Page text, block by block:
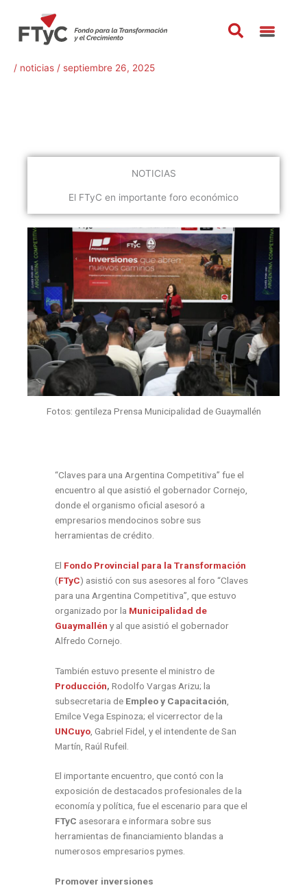
contenido
/ noticias / septiembre 26, 2025
NOTICIAS
El FTyC en importante foro económico
Fotos: gentileza Prensa Municipalidad de Guaymallén
“Claves para una Argentina Competitiva” fue el
encuentro al que asistió el gobernador Cornejo,
donde el organismo oficial asesoró a
empresarios mendocinos sobre sus
herramientas de crédito.
El Fondo Provincial para la Transformación
(FTyC) asistió con sus asesores al foro “Claves
para una Argentina Competitiva”, que estuvo
organizado por la Municipalidad de
Guaymallén y al que asistió el gobernador
Alfredo Cornejo.
También estuvo presente el ministro de
Producción, Rodolfo Vargas Arizu; la
subsecretaria de Empleo y Capacitación
Emilce Vega Espinoza; el vicerrector de la
UNCuyo , Gabriel Fidel, y el intendente de San
Martín, Raúl Rufeil.
El importante encuentro, que contó con la
exposición de destacados profesionales de la
economía y política, fue el escenario para que el
FTyC asesorara e informara sobre sus
herramientas de financiamiento blandas a
numerosos empresarios pymes.
Promover inversiones